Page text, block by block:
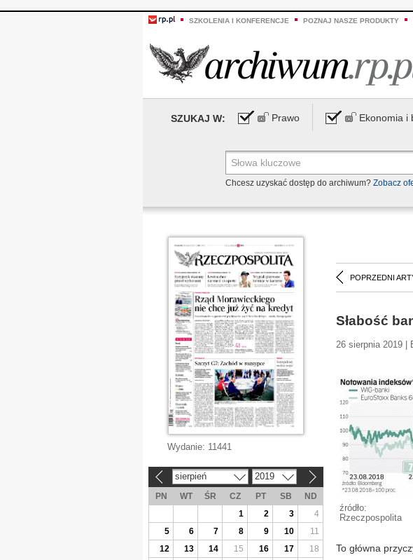
SZKOLENIA I KONFERENCJE POZNAJ NASZE PRODUKTY
SZUKAJ W: Prawo Ekonomia i
Chcesz uzyskać dostęp do archiwum? Zobacz
POPRZEDNI
Słabość
26 sierpnia 2019 |
źródło:
Rzeczpospolita
To główna
Wydanie: 11441
sierpień 2019
PN WT ŚR CZ PT SB
ND
1
2 3
4
5
6 7 8 9 10
11
12
13 14 15 16 17
18